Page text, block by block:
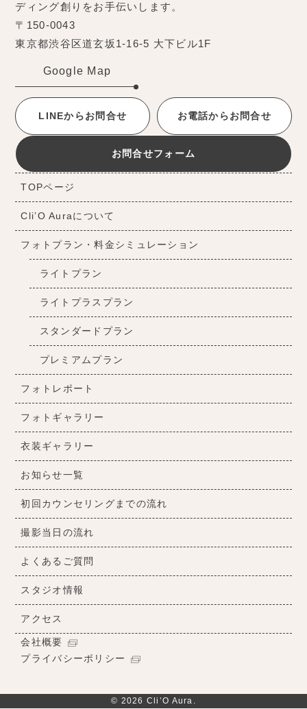
ディング創りをお手伝いします。
〒150-0043
東京都渋谷区道玄坂1-16-5 大下ビル1F
Google Map
LINEからお問合せ お電話からお問合せ
お問合せフォーム
TOPページ
Cli’O Auraについて
フォトプラン・料金シミュレーション
ライトプラン
ライトプラスプラン
スタンダードプラン
プレミアムプラン
フォトレポート
フォトギャラリー
衣装ギャラリー
お知らせ一覧
初回カウンセリングまでの流れ
撮影当日の流れ
よくあるご質問
スタジオ情報
アクセス
会社概要
プライバシーポリシー
© 2026 Cli’O Aura.